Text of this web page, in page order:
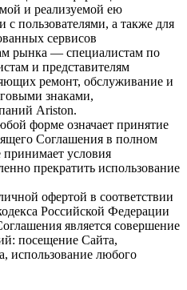
и реализуемой ею
пользователями, а также для
сервисов
рынка — специалистам по
и представителям
ремонт, обслуживание и
знаками,
Ariston.
форме означает принятие
Соглашения в полном
принимает условия
прекратить использование
офертой в соответствии
Российской Федерации
является совершение
посещение Сайта,
использование любого